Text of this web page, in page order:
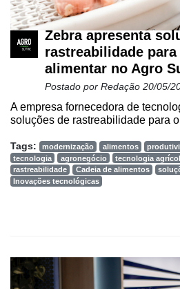
Zebra apresenta
rastreabilidade para
alimentar no Agro
Postado por Redação 20/05/
A empresa fornecedora de
soluções de rastreabilidade para
Tags: modernização alimentos
tecnologia
agronegócio
tecnologia
rastreabilidade
Cadeia de alimentos
Inovações tecnológicas